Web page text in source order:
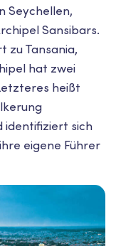
Seychellen,
Sansibars.
zu Tansania,
hat zwei
heißt
identifiziert sich
eigene Führer